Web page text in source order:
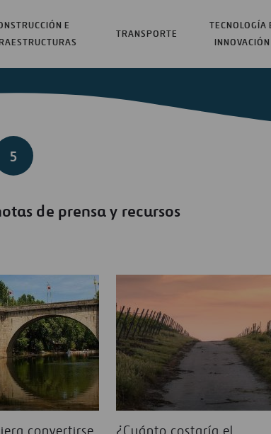
E
TRANSPORTE
TECNOLOGÍA
INNOVACIÓN
5
de prensa y recursos